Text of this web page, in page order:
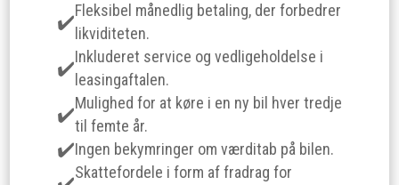
Fleksibel månedlig betaling, der forbedrer
likviditeten.
Inkluderet service og vedligeholdelse i
leasingaftalen.
Mulighed for at køre i en ny bil hver tredje
til femte år.
Ingen bekymringer om værditab på bilen.
Skattefordele i form af fradrag for